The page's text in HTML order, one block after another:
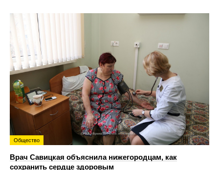
Общество
Врач Савицкая объяснила нижегородцам, как
сохранить сердце здоровым